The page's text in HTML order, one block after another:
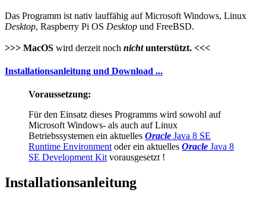
Das Programm ist nativ lauffähig auf Microsoft Windows, Linux
Desktop, Raspberry Pi OS Desktop und FreeBSD.
>>> MacOS wird derzeit noch nichtunterstützt. <<<
Installationsanleitung und Download ...
Voraussetzung:
Für den Einsatz dieses Programms wird sowohl auf
Microsoft Windows- als auch auf Linux
Betriebssystemen ein aktuelles Oracle Java 8 SE
Runtime Environment oder ein aktuelles Oracle Java 8
SE Development Kit vorausgesetzt !
Installationsanleitung